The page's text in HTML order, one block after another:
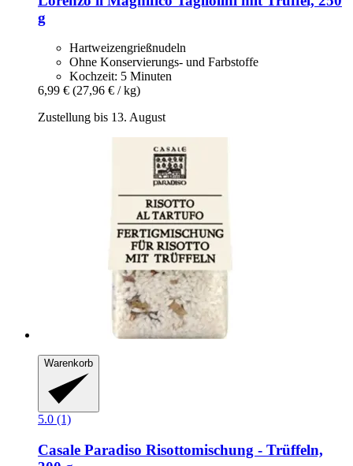
g
Hartweizengrießnudeln
Ohne Konservierungs- und Farbstoffe
Kochzeit: 5 Minuten
6,99 € (27,96 € / kg)
Zustellung bis 13. August
Warenkorb
5.0 (1)
Casale Paradiso Risottomischung -​ Trüffeln,